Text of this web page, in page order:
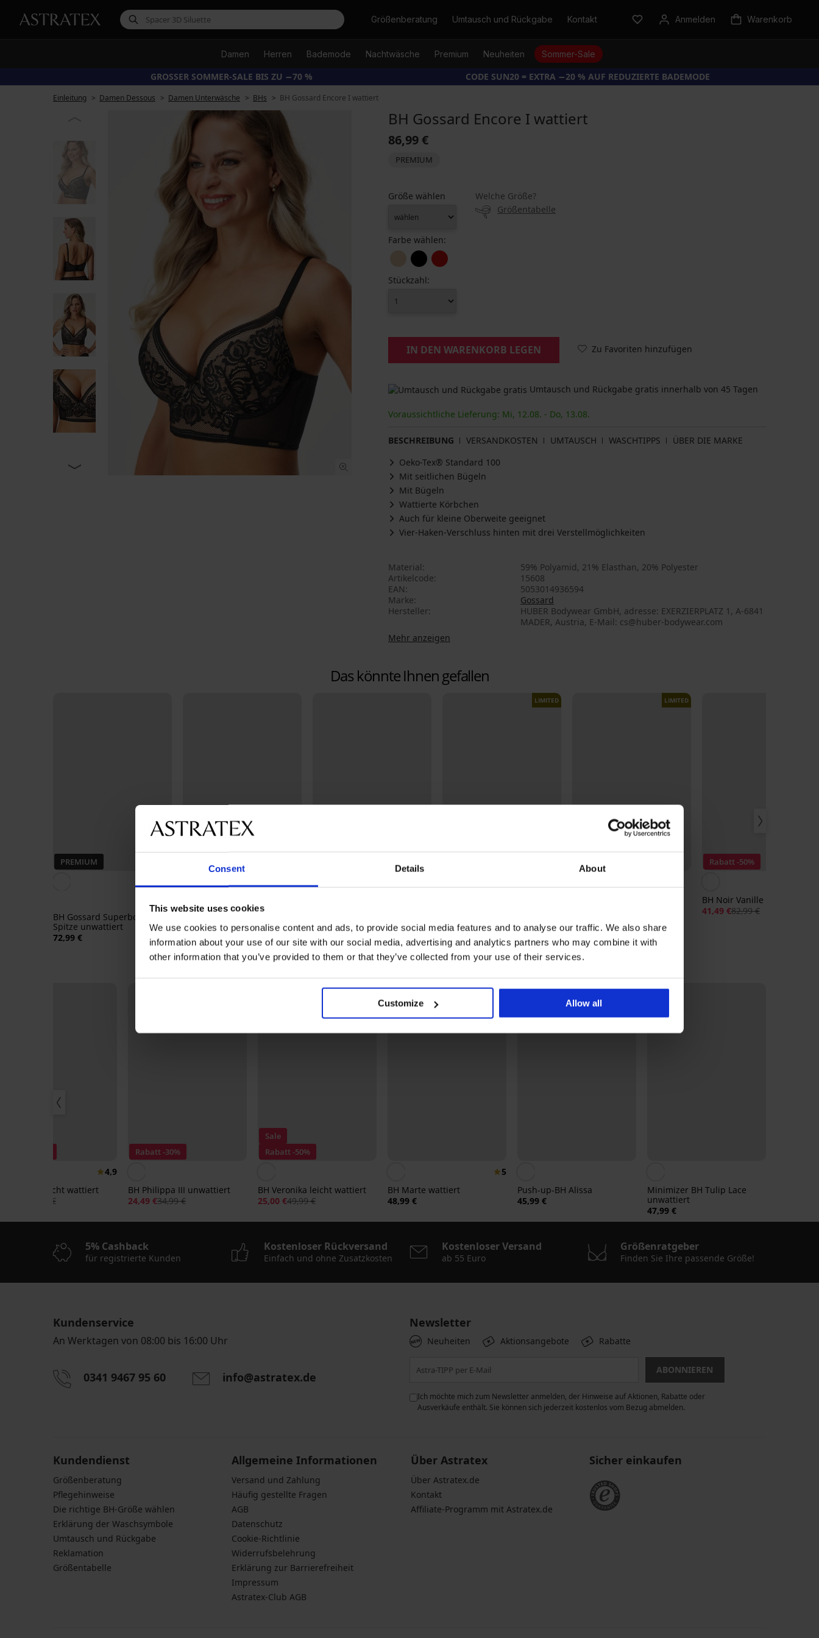
Consent Details About
This website uses cookies
We use cookies to personalise content and ads, to provide social media features and to analyse our traffic. We also share
information about your use of our site with our social media, advertising and analytics partners who may combine it with
other information that you’ve provided to them or that they’ve collected from your use of their services.
Customize Allow all
SucheGrößenberatung Umtausch und Rückgabe Kontakt Anmelden Warenkorb
Damen Herren Bademode Nachtwäsche Premium Neuheiten Sommer-Sale
GROSSER SOMMER-SALE BIS ZU −70 % CODE SUN20 = EXTRA −20 % AUF REDUZIERTE BADEMODE
Einleitung Damen Dessous Damen Unterwäsche BHs BH Gossard Encore I wattiert
BH Gossard Encore I wattiert
86,99 €
PREMIUM
Größe wählen
Welche Größe?
Größentabelle
Farbe wählen:
Stückzahl:
IN DEN WARENKORB LEGEN Zu Favoriten hinzufügen
Umtausch und Rückgabe gratis innerhalb von 45 Tagen
Voraussichtliche Lieferung: Mi, 12.08. - Do, 13.08.
BESCHREIBUNG VERSANDKOSTEN UMTAUSCH WASCHTIPPS
ÜBER DIE MARKE
Oeko-Tex® Standard 100
Mit seitlichen Bügeln
Mit Bügeln
Wattierte Körbchen
Auch für kleine Oberweite geeignet
Vier-Haken-Verschluss hinten mit drei Verstellmöglichkeiten
Material
59% Polyamid, 21% Elasthan, 20% Polyester
Artikelcode
15608
EAN
5053014936594
Marke
Gossard
Hersteller
HUBER Bodywear GmbH, adresse: EXERZIERPLATZ 1, A-6841
MADER, Austria, E-Mail: cs@huber-bodywear.com
Mehr anzeigen
Das könnte Ihnen gefallen
PREMIUM
BH Gossard Superboost
Spitze unwattiert
72,99 €
Double Push-Up Plunge
LIMITED LIMITED
Rabatt -50%
BH Noir Vanille unwattiert
41,49 €82,99 €
Entdecken Sie ähnliche Stücke
4,9
Sonia I leicht wattiert
43,99 €
Rabatt -30%
BH Philippa III unwattiert
24,49 €34,99 €
Sale
Rabatt -50%
BH Veronika leicht wattiert
25,00 €49,99 €
5
BH Marte wattiert
48,99 €
Push-up-BH Alissa
45,99 €
Minimizer BH Tulip Lace
unwattiert
47,99 €
€
PREMIUM
BH
Gossard
Superboost
Up
Plunge
94,99
€
5% Cashback
für registrierte Kunden
Kostenloser Rückversand
Einfach und ohne Zusatzkosten
Kostenloser Versand
ab 55 Euro
Größenratgeber
Finden Sie Ihre passende Größe!
Kundenservice
An Werktagen von 08:00 bis 16:00 Uhr
0341 9467 95 60 info@astratex.de
Newsletter
Neuheiten Aktionsangebote Rabatte
ABONNIEREN
Ich möchte mich zum Newsletter anmelden, der Hinweise auf Aktionen, Rabatte oder
Ausverkäufe enthält. Sie können sich jederzeit kostenlos vom Bezug abmelden.
Kundendienst
Größenberatung
Pflegehinweise
Die richtige BH-Größe wählen
Erklärung der Waschsymbole
Umtausch und Rückgabe
Reklamation
Größentabelle
Allgemeine Informationen
Versand und Zahlung
Häufig gestellte Fragen
AGB
Datenschutz
Cookie-Richtlinie
Widerrufsbelehrung
Erklärung zur Barrierefreiheit
Impressum
Astratex-Club AGB
Über Astratex
Über Astratex.de
Kontakt
Affiliate-Programm mit Astratex.de
Sicher einkaufen